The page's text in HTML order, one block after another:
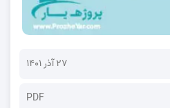
۲۷ آذر ۱۴۰۱
PDF